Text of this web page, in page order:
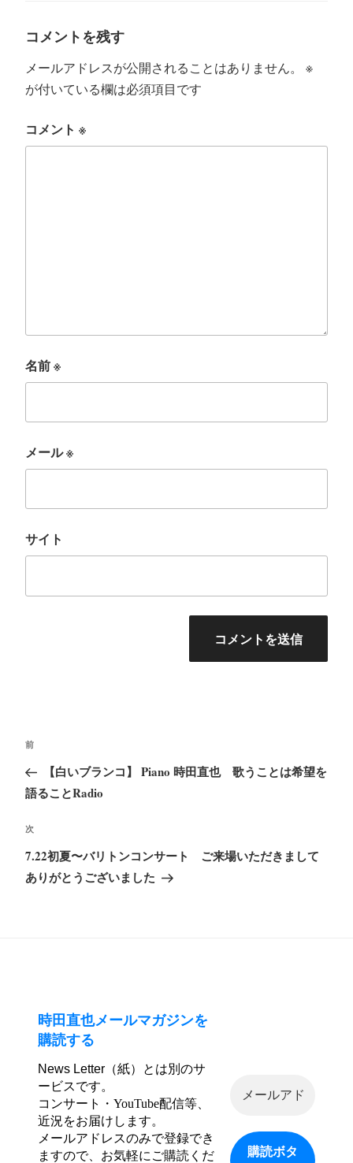
コメントを残す
メールアドレスが公開されることはありません。
※
が付いている欄は必須項目です
コメント ※
名前※
メール※
サイト
投
稿
ナ
ビ
ゲ
シ
ョ
前
の
投
前
【白いブランコ】 Piano 時田直也 歌うことは希望を
語ることRadio
次
の
投
次
7.22初夏〜バリトンコンサート ご来場いただきまして
ありがとうございました
時田直也メールマガジンを
購読する
News Letter（紙）とは別のサ
ービスです。
コンサート・YouTube配信等、
近況をお届けします。
メールアドレスのみで登録でき
ますので、お気軽にご購読くだ